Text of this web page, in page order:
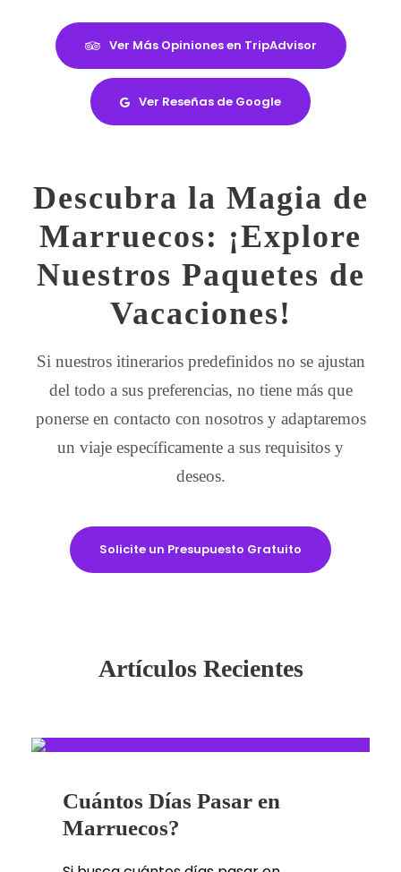
Ver Más Opiniones en TripAdvisor
Ver Reseñas de Google
Descubra la Magia de
Marruecos: ¡Explore
Nuestros Paquetes de
Vacaciones!
Si nuestros itinerarios predefinidos no se ajustan
del todo a sus preferencias, no tiene más que
ponerse en contacto con nosotros y adaptaremos
un viaje específicamente a sus requisitos y
deseos.
Solicite un Presupuesto Gratuito
Artículos Recientes
Cuántos Días Pasar en
Marruecos?